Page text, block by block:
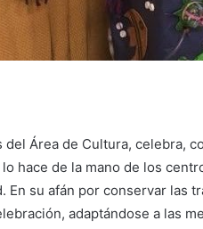
del Área de Cultura, celebra,
lo hace de la mano de los
En su afán por conservar las
adaptándose a las